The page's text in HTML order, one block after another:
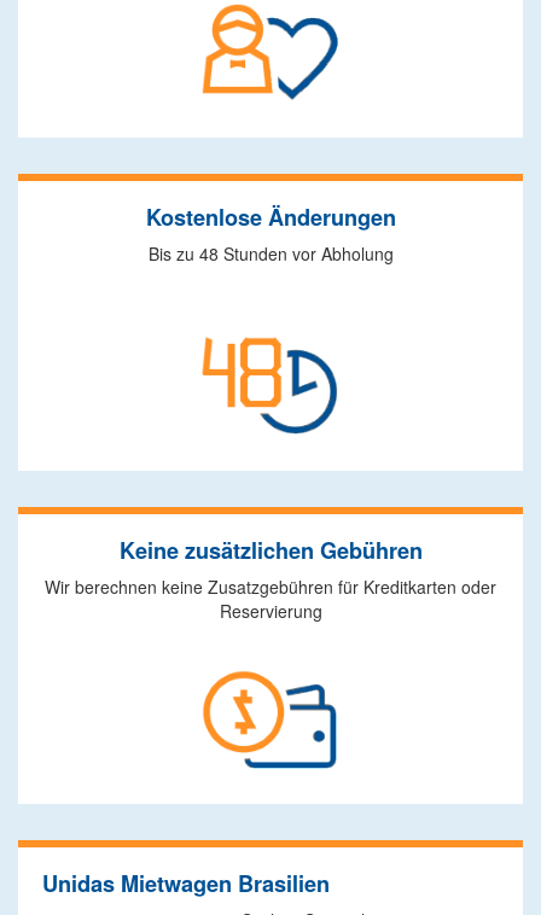
Kostenlose Änderungen
Bis zu 48 Stunden vor Abholung
Keine zusätzlichen Gebühren
Wir berechnen keine Zusatzgebühren für Kreditkarten oder
Reservierung
Unidas Mietwagen Brasilien